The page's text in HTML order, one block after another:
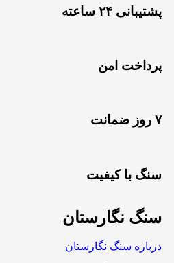
پشتیبانی ۲۴ ساعته
پرداخت امن
۷ روز ضمانت
سنگ با کیفیت
سنگ نگارستان
درباره سنگ نگارستان